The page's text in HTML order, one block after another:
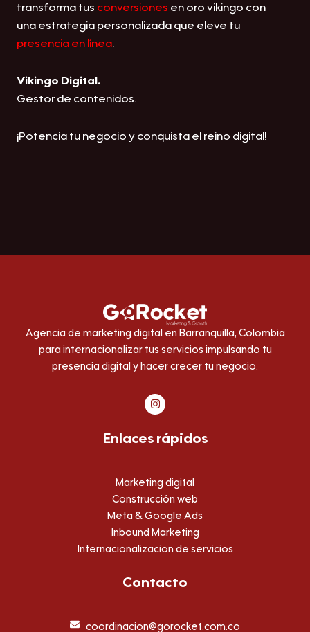
transforma tus conversiones en oro vikingo con
una estrategia personalizada que eleve tu
presencia en línea.
Vikingo Digital.
Gestor de contenidos.
¡Potencia tu negocio y conquista el reino digital!
Agencia de marketing digital en Barranquilla, Colombia
para internacionalizar tus servicios impulsando tu
presencia digital y hacer crecer tu negocio.
I
n
s
a
m
Enlaces rápidos
Marketing digital
Construcción web
Meta & Google Ads
Inbound Marketing
Internacionalizacion de servicios
Contacto
coordinacion@gorocket.com.co